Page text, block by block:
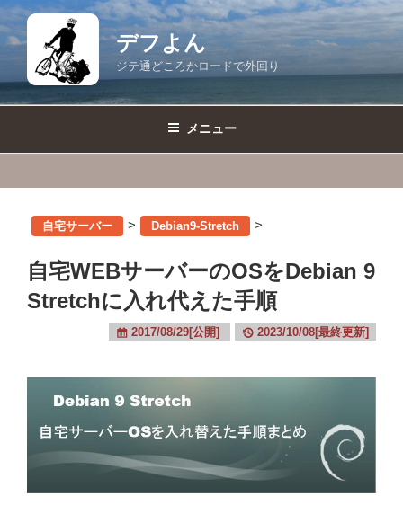
コ
ン
デフよん
ジテ通どころかロードで外回り
メニュー
自宅サーバー > Debian9-Stretch >
自宅WEBサーバーのOSをDebian 9
Stretchに入れ代えた手順
2017/08/29[公開] 2023/10/08[最終更新]